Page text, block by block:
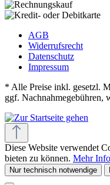
AGB
Widerrufsrecht
Datenschutz
Impressum
* Alle Preise inkl. gesetzl.
ggf. Nachnahmegebühren,
Diese Website verwendet
bieten zu können. Mehr
Nur technisch notwendige